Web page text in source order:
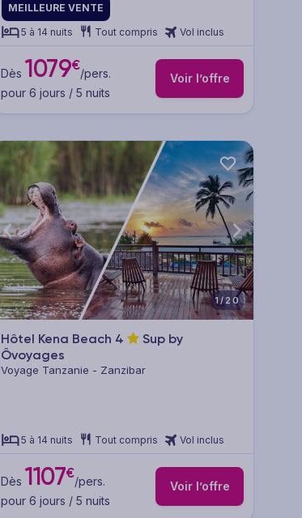
MEILLEURE VENTE
5 à 14 nuits
Tout compris Vol inclus
Dès 1079€/pers.
pour 6 jours / 5 nuits
Voir l’offre
1/20
Hôtel Kena Beach 4
Sup by
Ôvoyages
Voyage Tanzanie - Zanzibar
5 à 14 nuits Tout compris Vol inclus
Dès 1107€/pers.
pour 6 jours / 5 nuits
Voir l’offre